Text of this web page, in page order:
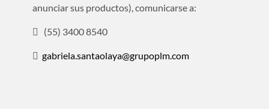
anunciar sus productos), comunicarse a:
(55) 3400 8540
gabriela.santaolaya@grupoplm.com